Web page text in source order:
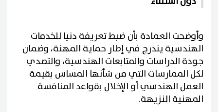
وأوضحت العمادة بأن ضبط تعريفة دنيا للخدمات
الهندسية يندرج في إطار حماية المهنة، وضمان
جودة الدراسات والمتابعات الهندسية، والتصدي
لكل الممارسات التي من شأنها المساس بقيمة
العمل الهندسي أو الإخلال بقواعد المنافسة
المهنية النزيهة.